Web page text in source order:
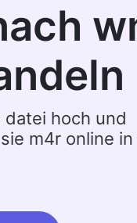
datei hoch und
m4r online in